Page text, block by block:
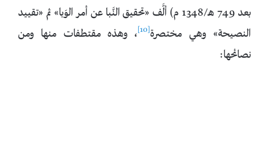
بعد 749 هـ/1348 م) ألَّف «تحقيق النَّبا عن أمر الوَبا» ثم «تقييد
النصيحة» وهي مختصرة[10]
، وهذه مقتطفات منها ومن
نصائحها: